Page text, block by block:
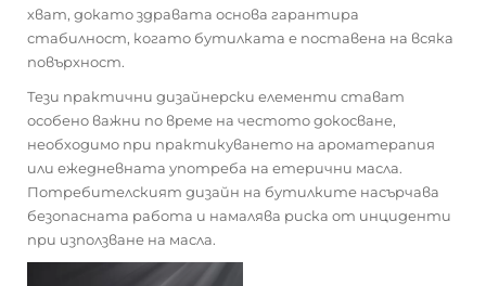
хват, докато здравата основа гарантира
стабилност, когато бутилката е поставена на всяка
повърхност.
Тези практични дизайнерски елементи стават
особено важни по време на честото докосване,
необходимо при практикуването на ароматерапия
или ежедневната употреба на етерични масла.
Потребителският дизайн на бутилките насърчава
безопасната работа и намалява риска от инциденти
при използване на масла.